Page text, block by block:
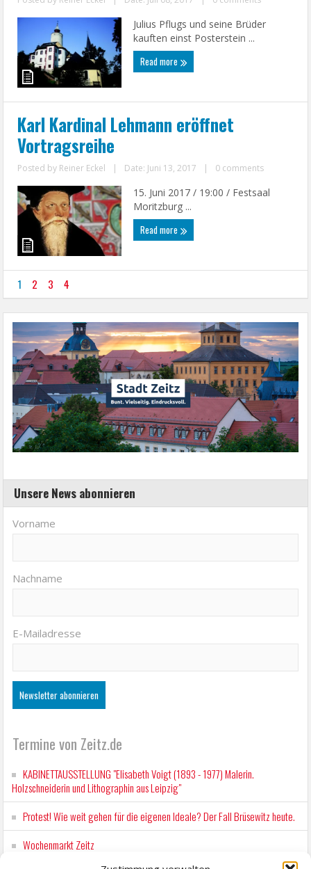
Julius Pflugs und seine Brüder
kauften einst Posterstein ...
Read more
Karl Kardinal Lehmann eröffnet
Vortragsreihe
Posted by Reiner Eckel | Date: Juni 13, 2017 | 0 comments
15. Juni 2017 / 19:00 / Festsaal
Moritzburg ...
Read more
1 2 3 4
Unsere News abonnieren
Vorname
Nachname
E-Mailadresse
Termine von Zeitz.de
KABINETTAUSSTELLUNG "Elisabeth Voigt (1893 - 1977) Malerin.
Holzschneiderin und Lithographin aus Leipzig"
Protest! Wie weit gehen für die eigenen Ideale? Der Fall Brüsewitz heute.
Wochenmarkt Zeitz